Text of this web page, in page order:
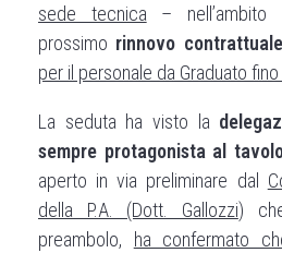
sede tecnica– nell’ambito
prossimo rinnovo
per il personale da Graduato
La seduta ha visto la
sempre protagonista al
aperto in via preliminare dal
della P.A. (Dott. Gallozzi)
preambolo,
ha confermato